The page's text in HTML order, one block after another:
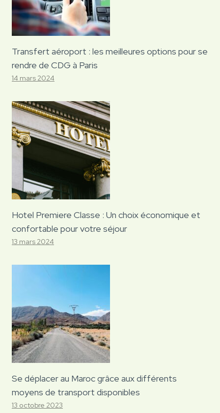
Transfert aéroport : les meilleures options pour se
rendre de CDG à Paris
14 mars 2024
Hotel Premiere Classe : Un choix économique et
confortable pour votre séjour
13 mars 2024
Se déplacer au Maroc grâce aux différents
moyens de transport disponibles
13 octobre 2023